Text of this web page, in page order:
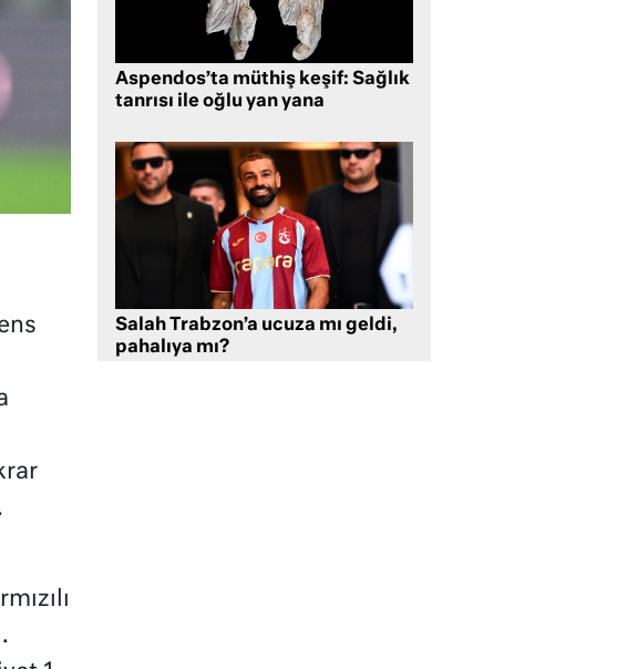
Aspendos’ta müthiş keşif: Sağlık
tanrısı ile oğlu yan yana
Salah Trabzon’a ucuza mı geldi,
pahalıya mı?